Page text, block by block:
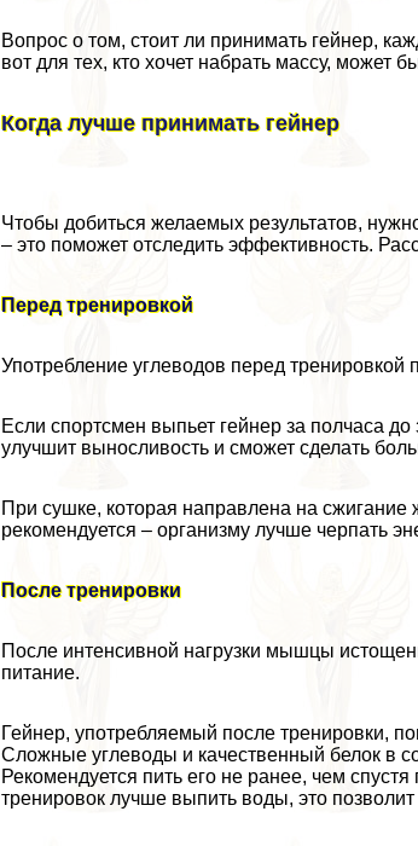
Вопрос о том, стоит ли принимать гeйнер,
вот для тех, кто хочет набрать массу, может
Когда лучше принимать гeйнер
Чтобы добиться желаемых результатов,
– это поможет отследить эффективность.
Перед тренировкой
Употрeбление углеводов перед тренировкой
Если спортсмен выпьет гeйнер за полчаса
улучшит выносливость и сможет сделать
При сушке, которая направлена на сжигание
рекомендуется – организму лучше черпать
После тренировки
После интенсивной нагрузки мышцы
питание.
Гейнер, употрeбляемый после тренировки,
Сложные углеводы и качественный белок в
Рекомендуется пить его не ранее, чем
тренировок лучше выпить воды, это